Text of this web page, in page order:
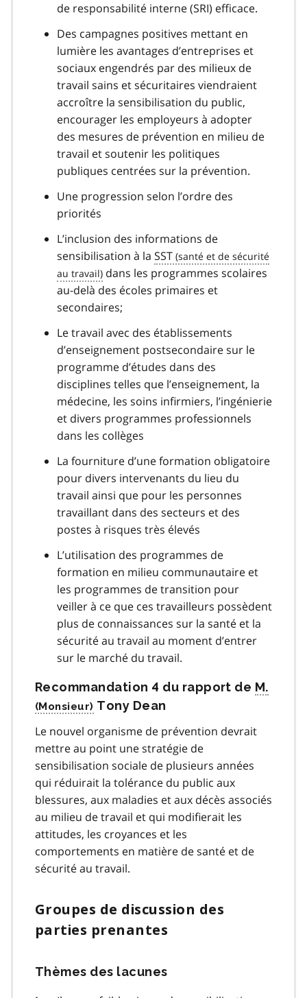
de responsabilité interne (SRI) efficace.
Des campagnes positives mettant en
lumière les avantages d’entreprises et
sociaux engendrés par des milieux de
travail sains et sécuritaires viendraient
accroître la sensibilisation du public,
encourager les employeurs à adopter
des mesures de prévention en milieu de
travail et soutenir les politiques
publiques centrées sur la prévention.
Une progression selon l’ordre des
priorités
L’inclusion des informations de
sensibilisation à la SST
dans les programmes scolaires
au-delà des écoles primaires et
secondaires;
Le travail avec des établissements
d’enseignement postsecondaire sur le
programme d’études dans des
disciplines telles que l’enseignement, la
médecine, les soins infirmiers, l’ingénierie
et divers programmes professionnels
dans les collèges
La fourniture d’une formation obligatoire
pour divers intervenants du lieu du
travail ainsi que pour les personnes
travaillant dans des secteurs et des
postes à risques très élevés
L’utilisation des programmes de
formation en milieu communautaire et
les programmes de transition pour
veiller à ce que ces travailleurs possèdent
plus de connaissances sur la santé et la
sécurité au travail au moment d’entrer
sur le marché du travail.
Recommandation 4 du rapport de M.
Tony Dean
Le nouvel organisme de prévention devrait
mettre au point une stratégie de
sensibilisation sociale de plusieurs années
qui réduirait la tolérance du public aux
blessures, aux maladies et aux décès associés
au milieu de travail et qui modifierait les
attitudes, les croyances et les
comportements en matière de santé et de
sécurité au travail.
Groupes de discussion des
parties prenantes
Thèmes des lacunes